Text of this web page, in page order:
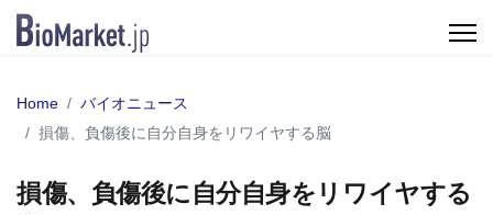
Home
バイオニュース
損傷、負傷後に自分自身をリワイヤする脳
損傷、負傷後に自分自身をリワイヤする